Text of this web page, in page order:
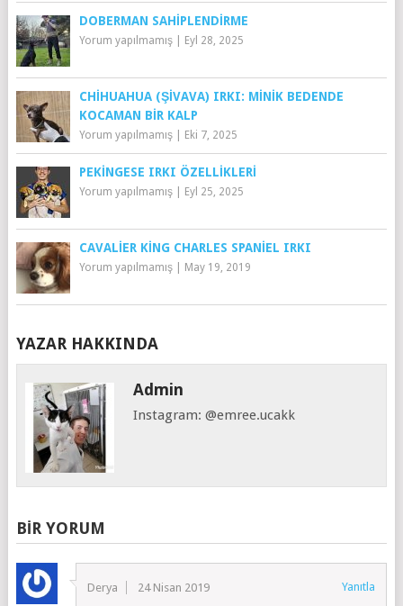
DOBERMAN SAHIPLENDIRME
Yorum yapılmamış| Eyl 28, 2025
CHIHUAHUA (ŞIVAVA) IRKI: MINIK BEDENDE
KOCAMAN BIR KALP
Yorum yapılmamış| Eki 7, 2025
PEKİNGESE IRKI ÖZELLİKLERİ
Yorum yapılmamış| Eyl 25, 2025
CAVALIER KING CHARLES SPANIEL IRKI
Yorum yapılmamış| May 19, 2019
YAZAR HAKKINDA
Admin
Instagram: @emree.ucakk
BIR YORUM
Derya 24 Nisan 2019 Yanıtla